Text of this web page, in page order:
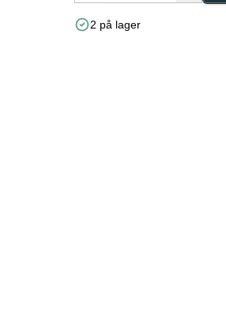
2 på lager